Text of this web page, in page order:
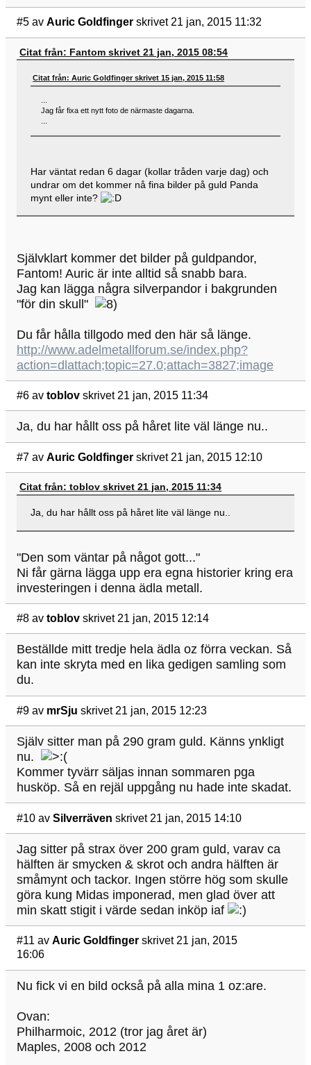
#5 av Auric Goldfinger skrivet 21 jan, 2015 11:32
Citat från: Fantom skrivet 21 jan, 2015 08:54
Citat från: Auric Goldfinger skrivet 15 jan, 2015 11:58
Jag får fixa ett nytt foto de närmaste dagarna.
Har väntat redan 6 dagar (kollar tråden varje dag) och
undrar om det kommer nå fina bilder på guld Panda
mynt eller inte?
Självklart kommer det bilder på guldpandor,
Fantom! Auric är inte alltid så snabb bara.
Jag kan lägga några silverpandor i bakgrunden
"för din skull"
Du får hålla tillgodo med den här så länge.
http://www.adelmetallforum.se/index.php?
action=dlattach;topic=27.0;attach=3827;image
#6 av toblov skrivet 21 jan, 2015 11:34
Ja, du har hållt oss på håret lite väl länge nu..
#7 av Auric Goldfinger skrivet 21 jan, 2015 12:10
Citat från: toblov skrivet 21 jan, 2015 11:34
Ja, du har hållt oss på håret lite väl länge nu..
"Den som väntar på något gott..."
Ni får gärna lägga upp era egna historier kring era
investeringen i denna ädla metall.
#8 av toblov skrivet 21 jan, 2015 12:14
Beställde mitt tredje hela ädla oz förra veckan. Så
kan inte skryta med en lika gedigen samling som
du.
#9 av mrSju skrivet 21 jan, 2015 12:23
Själv sitter man på 290 gram guld. Känns ynkligt
nu.
Kommer tyvärr säljas innan sommaren pga
husköp. Så en rejäl uppgång nu hade inte skadat.
#10 av Silverräven skrivet 21 jan, 2015 14:10
Jag sitter på strax över 200 gram guld, varav ca
hälften är smycken & skrot och andra hälften är
småmynt och tackor. Ingen större hög som skulle
göra kung Midas imponerad, men glad över att
min skatt stigit i värde sedan inköp iaf
#11 av Auric Goldfinger skrivet 21 jan, 2015
16:06
Nu fick vi en bild också på alla mina 1 oz:are.
Ovan:
Philharmoic, 2012 (tror jag året är)
Maples, 2008 och 2012